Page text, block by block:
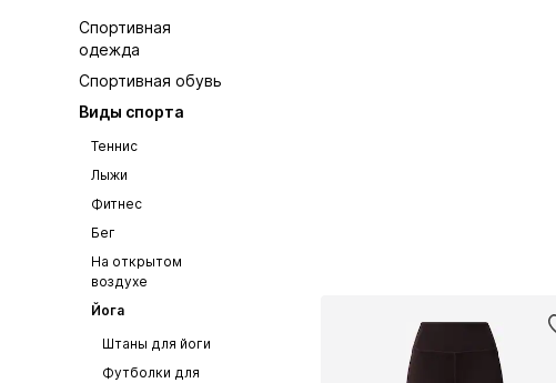
Спортивная
одежда
Спортивная обувь
Виды спорта
Теннис
Лыжи
Фитнес
Бег
На открытом
воздухе
Йога
Штаны для йоги
Футболки для